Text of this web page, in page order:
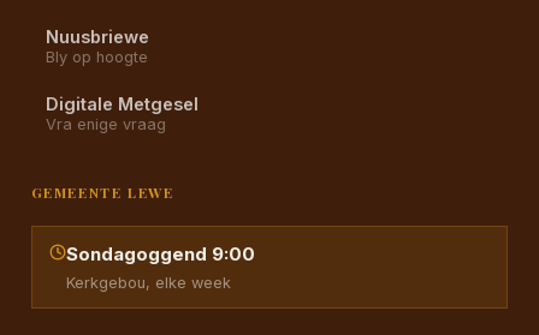
Nuusbriewe
Bly op hoogte
Digitale Metgesel
Vra enige vraag
GEMEENTE LEWE
Sondagoggend 9:00
Kerkgebou, elke week